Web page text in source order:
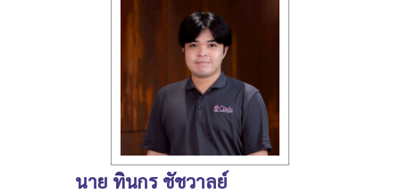
นาย ทินกร ชัชวาลย์